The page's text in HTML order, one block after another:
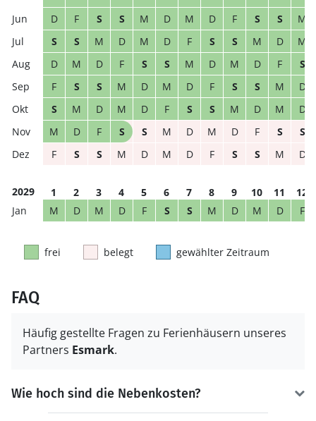
D
F S S M D M D F S S
M
S
S M D M D F S S M D
M
D
M D F S S M D M D F
S
F
S S M D M D F S S M
D
S
M D M D F S S M D M
D
M
D F S S M D M D F S
S
F
S S M D M D F S S M D
2029 1 2 3 4 5 6 7 8 9 10 11
12
M
D M D F S S M D M D F
frei belegt gewählter Zeitraum
FAQ
Häufig gestellte Fragen zu Ferienhäusern unseres
Partners Esmark.
Wie hoch sind die Nebenkosten?